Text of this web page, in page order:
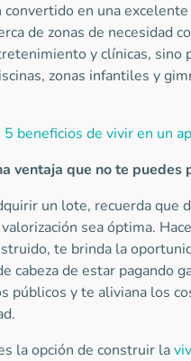
convertido en una
de zonas de necesidad
y clínicas, sino
zonas infantiles y
5 beneficios de vivir en un
ventaja que no te puedes
un lote, recuerda que
sea óptima.
te brinda la
cabeza de estar pagando
públicos y te aliviana los
la opción de construir la